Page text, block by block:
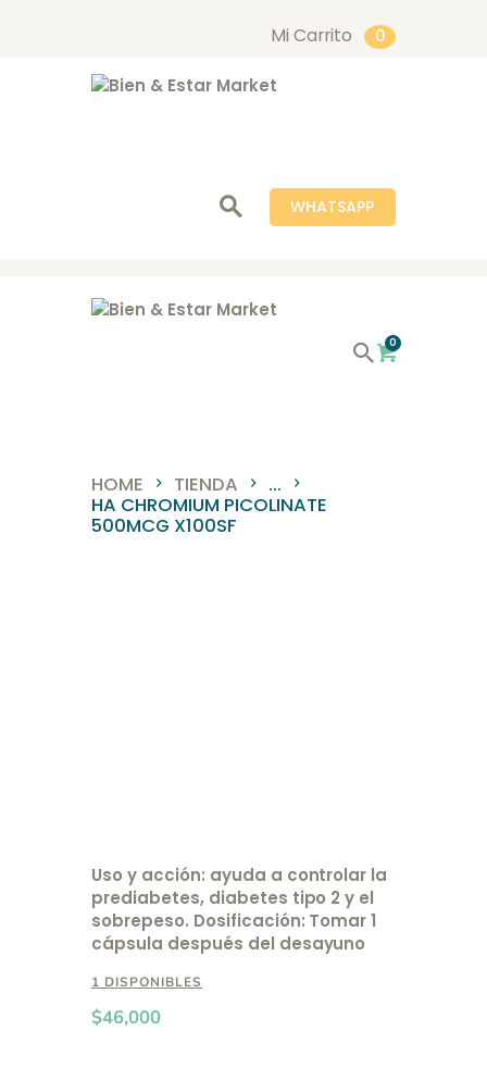
Mi Carrito 0
WHATSAPP
0
HOME TIENDA
...
HA CHROMIUM PICOLINATE
500MCG X100SF
Bien & Estar Market
BLOG
Uso y acción: ayuda a controlar la
prediabetes, diabetes tipo 2 y el
sobrepeso. Dosificación: Tomar 1
cápsula después del desayuno
1 DISPONIBLES
$46,000